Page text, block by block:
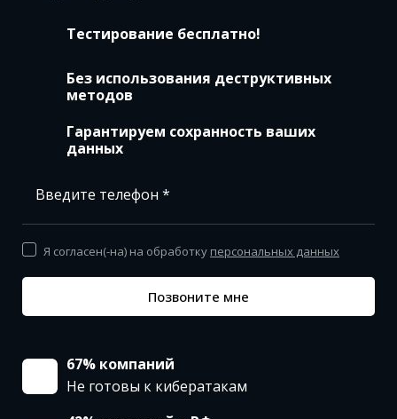
Тестирование бесплатно!
Без использования деструктивных
методов
Гарантируем сохранность ваших
данных
Введите телефон *
Позвоните мне
Я согласен(-на) на обработку персональных данных
67% компаний
Не готовы к кибератакам